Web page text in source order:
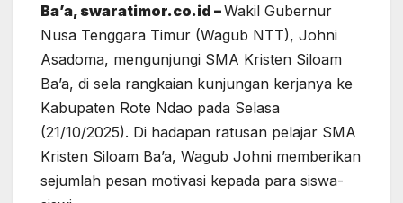
Ba’a, swaratimor.co.id –Wakil Gubernur
Nusa Tenggara Timur (Wagub NTT), Johni
Asadoma, mengunjungi SMA Kristen Siloam
Ba’a, di sela rangkaian kunjungan kerjanya ke
Kabupaten Rote Ndao pada Selasa
(21/10/2025). Di hadapan ratusan pelajar SMA
Kristen Siloam Ba’a, Wagub Johni memberikan
sejumlah pesan motivasi kepada para siswa-